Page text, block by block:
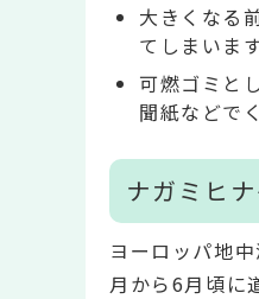
大きくなる
てしまいま
可燃ゴミと
聞紙などで
ナガミヒ
ヨーロッパ地
月から6月頃に